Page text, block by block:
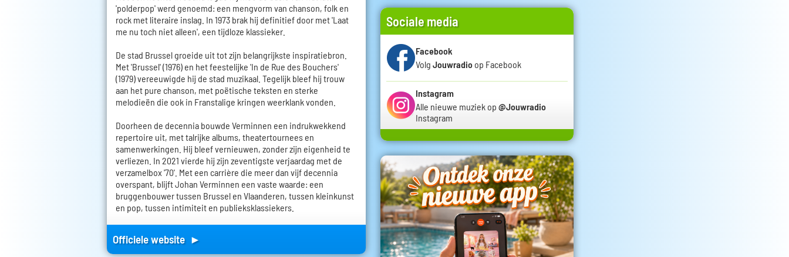
'polderpop' werd genoemd: een mengvorm van chanson, folk en
rock met literaire inslag. In 1973 brak hij definitief door met 'Laat
me nu toch niet alleen', een tijdloze klassieker.
De stad Brussel groeide uit tot zijn belangrijkste inspiratiebron.
Met 'Brussel' (1976) en het feestelijke 'In de Rue des Bouchers'
(1979) vereeuwigde hij de stad muzikaal. Tegelijk bleef hij trouw
aan het pure chanson, met poëtische teksten en sterke
melodieën die ook in Franstalige kringen weerklank vonden.
Doorheen de decennia bouwde Verminnen een indrukwekkend
repertoire uit, met talrijke albums, theatertournees en
samenwerkingen. Hij bleef vernieuwen, zonder zijn eigenheid te
verliezen. In 2021 vierde hij zijn zeventigste verjaardag met de
verzamelbox '70'. Met een carrière die meer dan vijf decennia
overspant, blijft Johan Verminnen een vaste waarde: een
bruggenbouwer tussen Brussel en Vlaanderen, tussen kleinkunst
en pop, tussen intimiteit en publieksklassiekers.
Officiele website ►
Sociale media
Facebook
Volg Jouwradio op Facebook
Instagram
Alle nieuwe muziek op @Jouwradio
Instagram